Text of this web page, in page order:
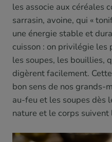
les associe aux céréales
sarrasin, avoine, qui «
une énergie stable et
cuisson : on privilégie
les soupes, les bouillies,
digèrent facilement.
bon sens de nos grands-
au-feu et les soupes dès
nature et le corps